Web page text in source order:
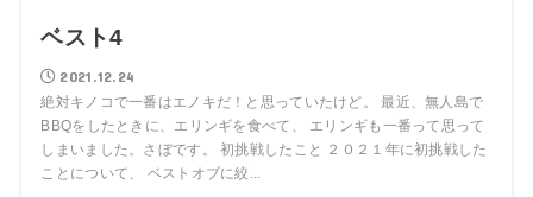
ベスト4
2021.12.24
絶対キノコで一番はエノキだ！と思っていたけど。 最近、無人島で
BBQをしたときに、エリンギを食べて、 エリンギも一番って思って
しまいました。さぼです。 初挑戦したこと ２０２１年に初挑戦した
ことについて、 ベストオブに絞...